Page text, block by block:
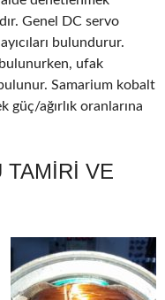
Genel DC servo
bulundurur.
ufak
Samarium kobalt
güç/ağırlık oranlarına
TAMIRI VE